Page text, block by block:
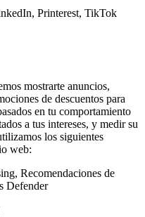
Printerest, TikTok
mostrarte anuncios,
de descuentos para
en tu comportamiento
a tus intereses, y medir su
los siguientes
web:
Recomendaciones de
Defender